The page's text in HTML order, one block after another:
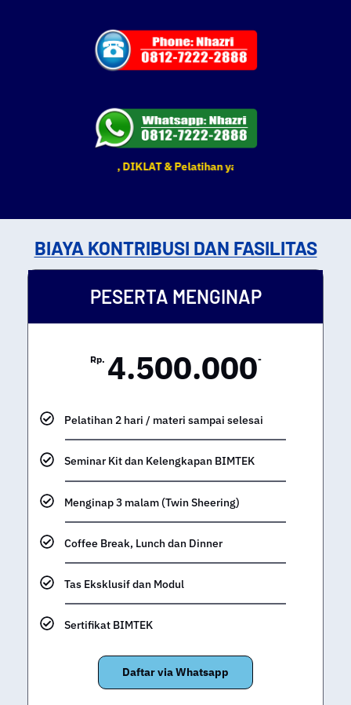
BIMTEK, DIKLAT & Pelatihan yang tertera sewaktu-waktu
BIAYA KONTRIBUSI DAN FASILITAS
PESERTA MENGINAP
Rp. 4.500.000-
Pelatihan 2 hari / materi sampai selesai
Seminar Kit dan Kelengkapan BIMTEK
Menginap 3 malam (Twin Sheering)
Coffee Break, Lunch dan Dinner
Tas Eksklusif dan Modul
Sertifikat BIMTEK
Daftar via Whatsapp